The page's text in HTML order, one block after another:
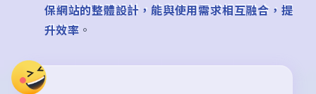
保網站的整體設計，能與使用需求相互融合，提
升效率。